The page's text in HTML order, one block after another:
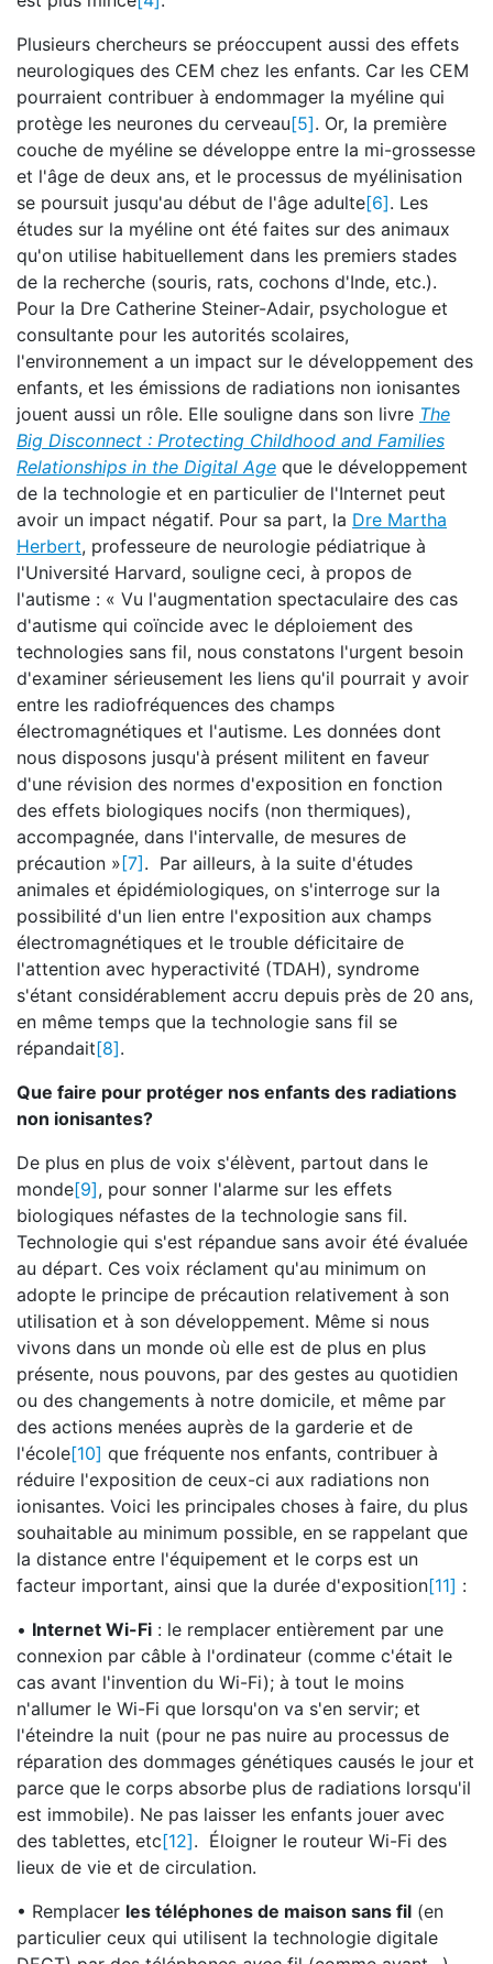
Plusieurs chercheurs se préoccupent aussi des effets
neurologiques des CEM chez les enfants. Car les CEM
pourraient contribuer à endommager la myéline qui
protège les neurones du cerveau[5]. Or, la première
couche de myéline se développe entre la mi-grossesse
et l'âge de deux ans, et le processus de myélinisation
se poursuit jusqu'au début de l'âge adulte[6]. Les
études sur la myéline ont été faites sur des animaux
qu'on utilise habituellement dans les premiers stades
de la recherche (souris, rats, cochons d'Inde, etc.).
Pour la Dre Catherine Steiner-Adair, psychologue et
consultante pour les autorités scolaires,
l'environnement a un impact sur le développement des
enfants, et les émissions de radiations non ionisantes
jouent aussi un rôle. Elle souligne dans son livre The
Big Disconnect : Protecting Childhood and Families
Relationships in the Digital Age que le développement
de la technologie et en particulier de l'Internet peut
avoir un impact négatif. Pour sa part, la Dre Martha
Herbert, professeure de neurologie pédiatrique à
l'Université Harvard, souligne ceci, à propos de
l'autisme : « Vu l'augmentation spectaculaire des cas
d'autisme qui coïncide avec le déploiement des
technologies sans fil, nous constatons l'urgent besoin
d'examiner sérieusement les liens qu'il pourrait y avoir
entre les radiofréquences des champs
électromagnétiques et l'autisme. Les données dont
nous disposons jusqu'à présent militent en faveur
d'une révision des normes d'exposition en fonction
des effets biologiques nocifs (non thermiques),
accompagnée, dans l'intervalle, de mesures de
précaution » [7] . Par ailleurs, à la suite d'études
animales et épidémiologiques, on s'interroge sur la
possibilité d'un lien entre l'exposition aux champs
électromagnétiques et le trouble déficitaire de
l'attention avec hyperactivité (TDAH), syndrome
s'étant considérablement accru depuis près de 20 ans,
en même temps que la technologie sans fil se
répandait[8].
Que faire pour protéger nos enfants des radiations
non ionisantes?
De plus en plus de voix s'élèvent, partout dans le
monde[9], pour sonner l'alarme sur les effets
biologiques néfastes de la technologie sans fil.
Technologie qui s'est répandue sans avoir été évaluée
au départ. Ces voix réclament qu'au minimum on
adopte le principe de précaution relativement à son
utilisation et à son développement. Même si nous
vivons dans un monde où elle est de plus en plus
présente, nous pouvons, par des gestes au quotidien
ou des changements à notre domicile, et même par
des actions menées auprès de la garderie et de
l'école[10] que fréquente nos enfants, contribuer à
réduire l'exposition de ceux-ci aux radiations non
ionisantes. Voici les principales choses à faire, du plus
souhaitable au minimum possible, en se rappelant que
la distance entre l'équipement et le corps est un
facteur important, ainsi que la durée d'exposition[11] :
• Internet Wi-Fi : le remplacer entièrement par une
connexion par câble à l'ordinateur (comme c'était le
cas avant l'invention du Wi-Fi); à tout le moins
n'allumer le Wi-Fi que lorsqu'on va s'en servir; et
l'éteindre la nuit (pour ne pas nuire au processus de
réparation des dommages génétiques causés le jour et
parce que le corps absorbe plus de radiations lorsqu'il
est immobile). Ne pas laisser les enfants jouer avec
des tablettes, etc[12]. Éloigner le routeur Wi-Fi des
lieux de vie et de circulation.
• Remplacer les téléphones de maison sans fil (en
particulier ceux qui utilisent la technologie digitale